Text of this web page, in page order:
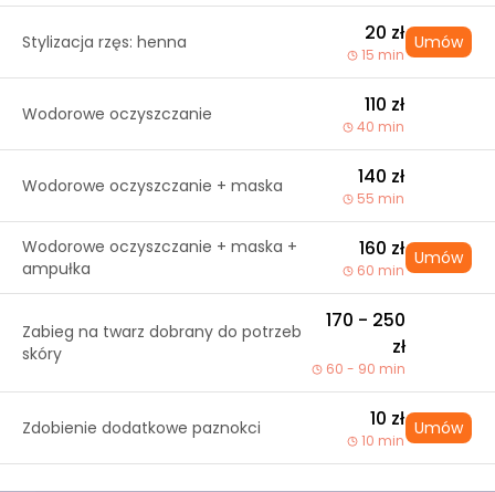
Stylizacja rzęs: henna 20 zł
15 min
Umów
Wodorowe oczyszczanie 110 zł
40 min
Wodorowe oczyszczanie + maska 140 zł
55 min
Wodorowe oczyszczanie + maska +
ampułka
160 zł
60 min
Umów
Zabieg na twarz dobrany do potrzeb
skóry
170 - 250
zł
60 - 90 min
Zdobienie dodatkowe paznokci 10 zł
10 min
Umów